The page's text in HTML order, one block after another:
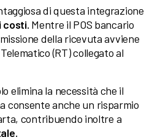
di questa integrazione
costi. Mentre il POS bancario
della ricevuta avviene
(RT) collegato al
elimina la necessità che il
consente anche un risparmio
contribuendo inoltre a